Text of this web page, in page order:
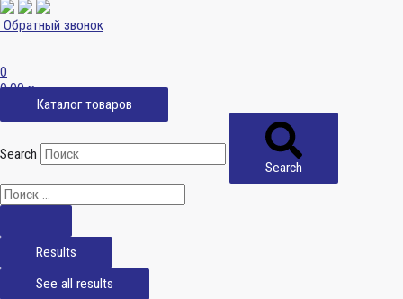
Обратный звонок
0
0,00р.
Каталог товаров
Search
Search
Results
See all results